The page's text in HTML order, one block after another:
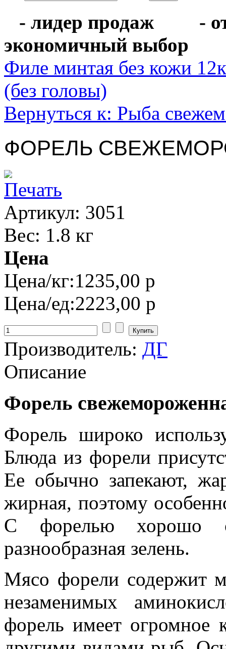
- лидер продаж
-
экономичный
Филе минтая без кожи
(без головы)
Вернуться к: Рыба
ФОРЕЛЬ
Артикул: 3051
Вес: 1.8 кг
Цена
Цена/кг:1235,00 р
Цена/ед:2223,00 р
Производитель: ДГ
Описание
Форель
Форель широко
Блюда из форели
Ее обычно запекают,
жирная, поэтому
С форелью хорошо
разнообразная зелень.
Мясо форели содержит
незаменимых
форель имеет огромное